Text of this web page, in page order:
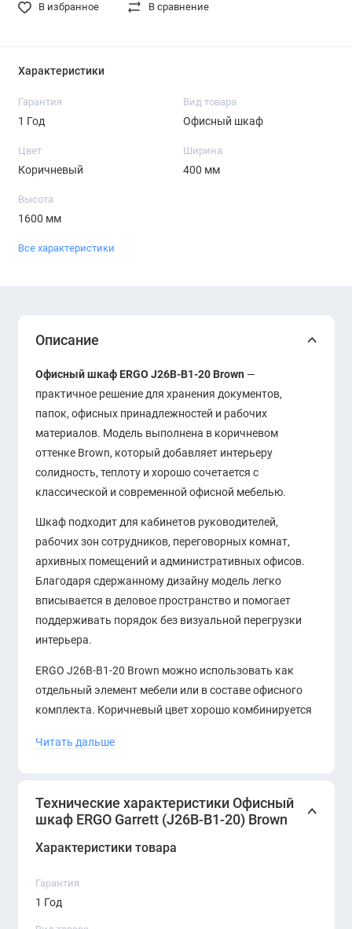
В избранное В сравнение
Характеристики
Гарантия
1 Год
Вид товара
Офисный шкаф
Цвет
Коричневый
Ширина
400 мм
Высота
1600 мм
Все характеристики
Описание
Офисный шкаф ERGO J26B-B1-20 Brown —
практичное решение для хранения документов,
папок, офисных принадлежностей и рабочих
материалов. Модель выполнена в коричневом
оттенке Brown, который добавляет интерьеру
солидность, теплоту и хорошо сочетается с
классической и современной офисной мебелью.
Шкаф подходит для кабинетов руководителей,
рабочих зон сотрудников, переговорных комнат,
архивных помещений и административных офисов.
Благодаря сдержанному дизайну модель легко
вписывается в деловое пространство и помогает
поддерживать порядок без визуальной перегрузки
интерьера.
ERGO J26B-B1-20 Brown можно использовать как
отдельный элемент мебели или в составе офисного
комплекта. Коричневый цвет хорошо комбинируется
столами и другой корпусной мебелью в едином стиле.
— универсальный офисный шкаф для хранения
документов и принадлежностей;
— сдержанный коричневый оттенок Brown;
административной зоны;
— помогает организовать рабочее пространство и
Читать дальше
Технические характеристики Офисный
шкаф ERGO Garrett (J26B-B1-20) Brown
Характеристики товара
Гарантия
1 Год